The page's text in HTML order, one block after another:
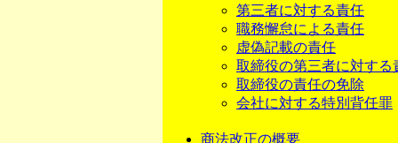
第三者に対する責任
職務懈怠による責任
虚偽記載の責任
取締役の第三者に対する
取締役の責任の免除
会社に対する特別背任罪
商法改正の概要